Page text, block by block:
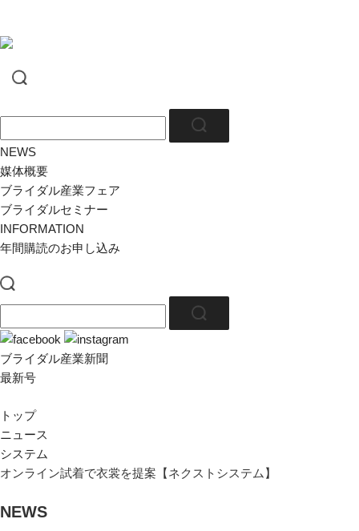
NEWS
媒体概要
ブライダル産業フェア
ブライダルセミナー
INFORMATION
年間購読のお申し込み
ブライダル産業新聞
最新号
トップ
ニュース
システム
オンライン試着で衣裳を提案【ネクストシステム】
NEWS